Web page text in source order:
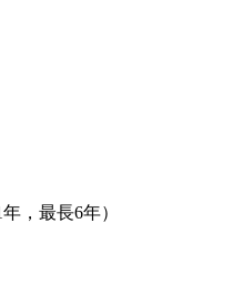
，最長6年）